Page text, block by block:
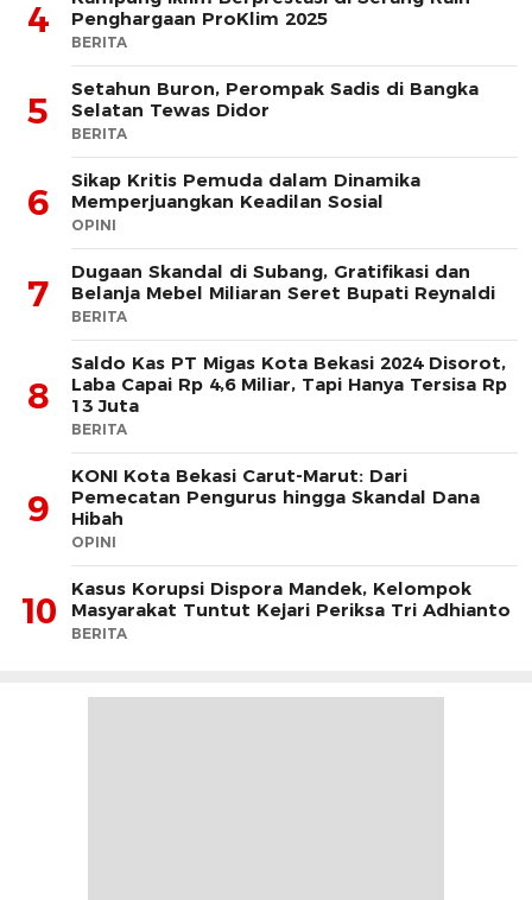
4
Penghargaan ProKlim 2025
BERITA
5
Setahun Buron, Perompak Sadis di Bangka
Selatan Tewas Didor
BERITA
6
Sikap Kritis Pemuda dalam Dinamika
Memperjuangkan Keadilan Sosial
OPINI
7
Dugaan Skandal di Subang, Gratifikasi dan
Belanja Mebel Miliaran Seret Bupati Reynaldi
BERITA
8
Saldo Kas PT Migas Kota Bekasi 2024 Disorot,
Laba Capai Rp 4,6 Miliar, Tapi Hanya Tersisa Rp
13 Juta
BERITA
9
KONI Kota Bekasi Carut-Marut: Dari
Pemecatan Pengurus hingga Skandal Dana
Hibah
OPINI
10
Kasus Korupsi Dispora Mandek, Kelompok
Masyarakat Tuntut Kejari Periksa Tri Adhianto
BERITA